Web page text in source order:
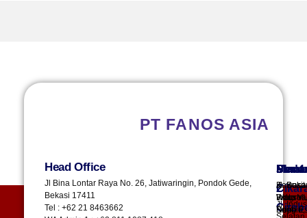
PT FANOS ASIA
Head Office
Jl Bina Lontar Raya No. 26, Jatiwaringin, Pondok Gede,
Bekasi 17411
Tel : +62 21 8463662
Plant
Jl.
Plant
2
Industri
Depo
Jl. Bukit
Wato VI,
Bringin,
Jl.
No.4